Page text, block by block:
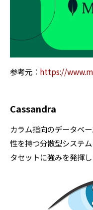
参考元： https://
Cassandra
カラム指向のデータベ
性を持つ分散型システ
タセットに強みを発揮し